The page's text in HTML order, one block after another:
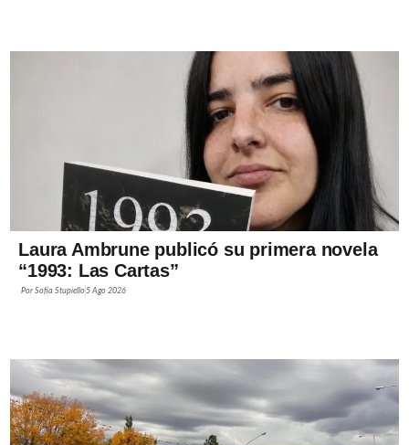
Laura Ambrune publicó su primera novela
“1993: Las Cartas”
PorSofía Stupiello 5 Ago 2026